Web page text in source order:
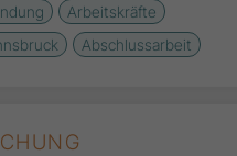
Arbeitskräfte
Abschlussarbeit